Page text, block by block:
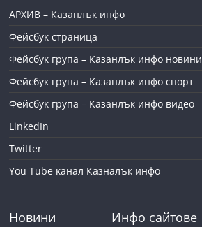
АРХИВ – Казанлък инфо
Фейсбук страница
Фейсбук група – Казанлък инфо новини
Фейсбук група – Казанлък инфо спорт
Фейсбук група – Казанлък инфо видео
LinkedIn
Twitter
You Tube канал Казналък инфо
Новини Инфо сайтове